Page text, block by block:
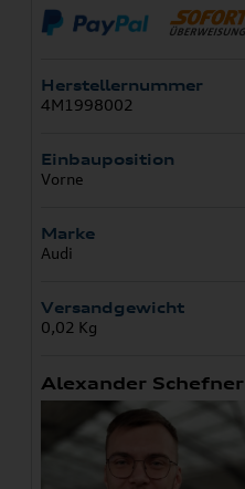
Herstellernummer
4M1998002
Einbauposition
Vorne
Marke
Audi
Versandgewicht
0,02 Kg
Alexander Schefner